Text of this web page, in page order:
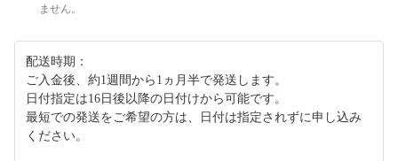
ません。
配送時期：
ご入金後、約1週間から1ヵ月半で発送します。
日付指定は16日後以降の日付けから可能です。
最短での発送をご希望の方は、日付は指定されずに申し込み
ください。